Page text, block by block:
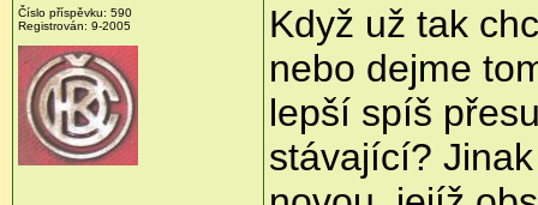
Číslo příspěvku: 590
Registrován: 9-2005
Když už tak
nebo dejme
lepší spíš
stávající?